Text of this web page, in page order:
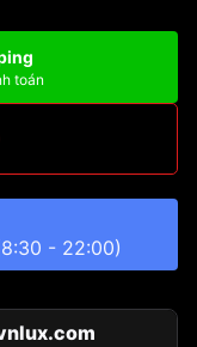
toán
- 22:00)